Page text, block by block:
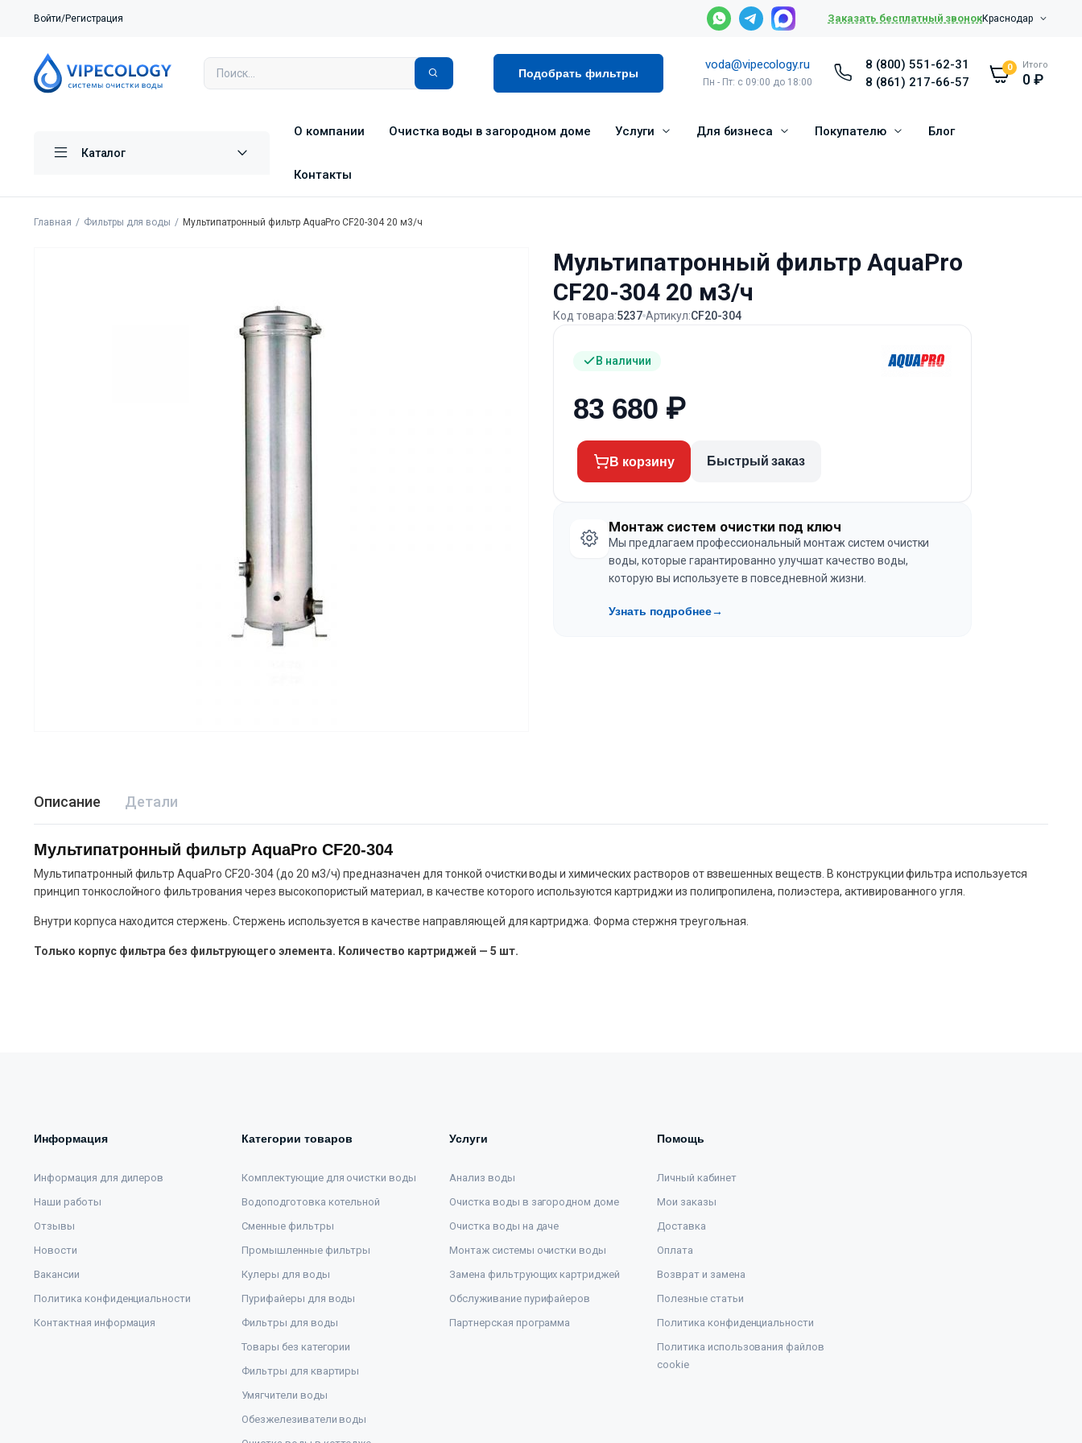
Войти/Регистрация Заказать бесплатный звонокКраснодар
Подобрать фильтры
voda@vipecology.ru
Пн - Пт: с 09:00 до 18:00
8 (800) 551-62-31
8 (861) 217-66-57
0 Итого
0₽
Каталог
О компании Очистка воды в загородном доме Услуги Для бизнеса Покупателю Блог
Контакты
Главная Фильтры для воды Мультипатронный фильтр AquaPro CF20-304 20 м3/ч
Мультипатронный фильтр AquaPro
CF20-304 20 м3/ч
Код товара:5237 Артикул:CF20-304
В наличии
83 680 ₽
В корзину Быстрый заказ
Монтаж систем очистки под ключ
Мы предлагаем профессиональный монтаж систем очистки
воды, которые гарантированно улучшат качество воды,
которую вы используете в повседневной жизни.
Узнать подробнее→
Описание Детали
Мультипатронный фильтр AquaPro CF20-304
Мультипатронный фильтр AquaPro CF20-304 (до 20 м3/ч) предназначен для тонкой очистки воды и химических растворов от взвешенных веществ. В конструкции фильтра используется
принцип тонкослойного фильтрования через высокопористый материал, в качестве которого используются картриджи из полипропилена, полиэстера, активированного угля.
Внутри корпуса находится стержень. Стержень используется в качестве направляющей для картриджа. Форма стержня треугольная.
Только корпус фильтра без фильтрующего элемента. Количество картриджей — 5 шт.
Информация
Информация для дилеров
Наши работы
Отзывы
Новости
Вакансии
Политика конфиденциальности
Контактная информация
Категории товаров
Комплектующие для очистки воды
Водоподготовка котельной
Сменные фильтры
Промышленные фильтры
Кулеры для воды
Пурифайеры для воды
Фильтры для воды
Товары без категории
Фильтры для квартиры
Умягчители воды
Обезжелезиватели воды
Услуги
Анализ воды
Очистка воды в загородном доме
Очистка воды на даче
Монтаж системы очистки воды
Замена фильтрующих картриджей
Обслуживание пурифайеров
Партнерская программа
Помощь
Личный кабинет
Мои заказы
Доставка
Оплата
Возврат и замена
Полезные статьи
Политика конфиденциальности
Политика использования файлов
cookie